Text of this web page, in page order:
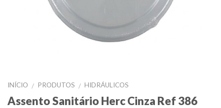
INÍCIO / PRODUTOS / HIDRÁULICOS
Assento Sanitário Herc Cinza Ref 386